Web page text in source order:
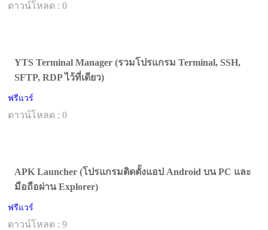
ดาวน์โหลด : 0
YTS Terminal Manager (รวมโปรแกรม Terminal, SSH,
SFTP, RDP ไว้ที่เดียว)
ฟรีแวร์
ดาวน์โหลด : 0
APK Launcher (โปรแกรมติดตั้งแอป Android บน PC และ
มือถือผ่าน Explorer)
ฟรีแวร์
ดาวน์โหลด : 9